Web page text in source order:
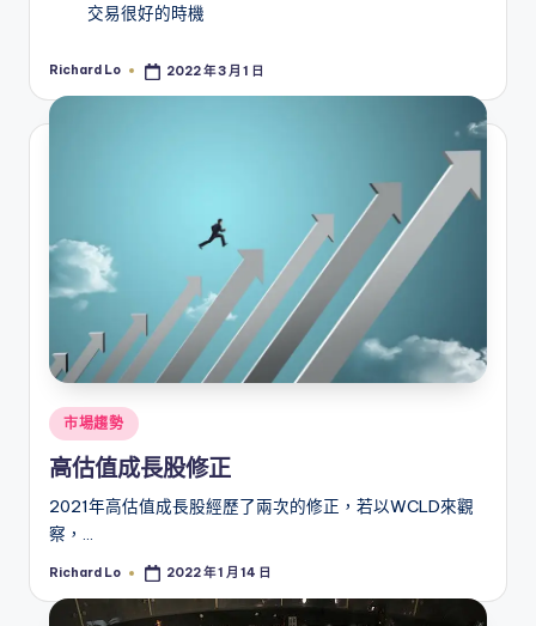
交易很好的時機
Posted
Richard Lo 2022 年 3 月 1 日
Posted
in
市場趨勢
高估值成長股修正
2021年高估值成長股經歷了兩次的修正，若以WCLD來觀
察，…
Posted
Richard Lo 2022 年 1 月 14 日